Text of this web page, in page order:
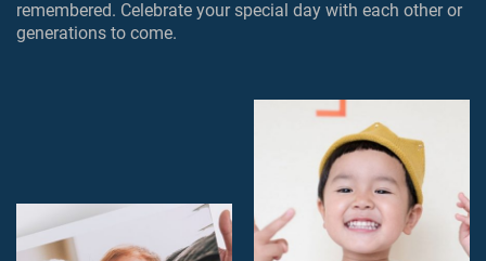
remembered. Celebrate your special day with each other or
generations to come.